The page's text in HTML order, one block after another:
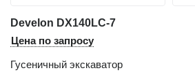
Develon DX140LC-7
Цена по запросу
Гусеничный экскаватор